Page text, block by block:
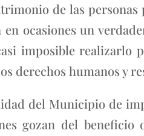
de las personas
ocasiones un
imposible realizarlo
derechos humanos y
del Municipio de
gozan del